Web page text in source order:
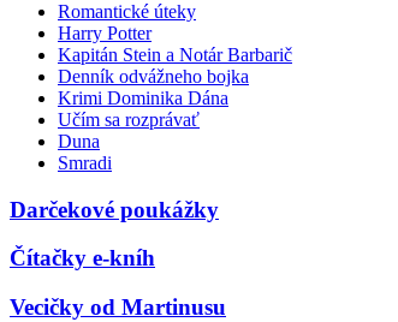
Romantické úteky
Harry Potter
Kapitán Stein a Notár Barbarič
Denník odvážneho bojka
Krimi Dominika Dána
Učím sa rozprávať
Duna
Smradi
Darčekové poukážky
Čítačky e-kníh
Vecičky od Martinusu